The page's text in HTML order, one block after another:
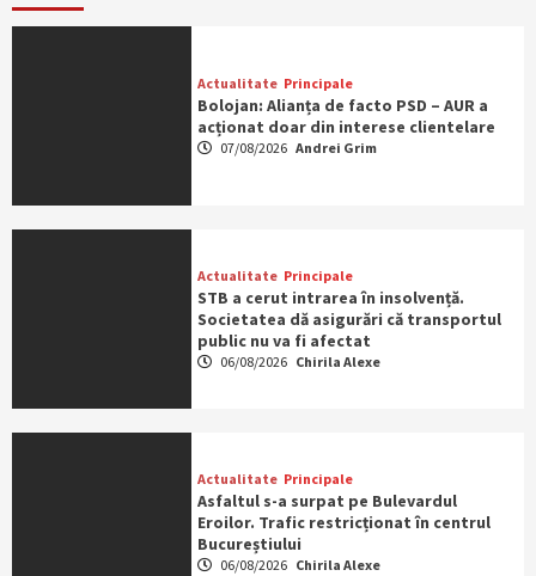
Actualitate Principale
Bolojan: Alianța de facto PSD – AUR a
acționat doar din interese clientelare
07/08/2026 Andrei Grim
Actualitate Principale
STB a cerut intrarea în insolvență.
Societatea dă asigurări că transportul
public nu va fi afectat
06/08/2026 Chirila Alexe
Actualitate Principale
Asfaltul s-a surpat pe Bulevardul
Eroilor. Trafic restricționat în centrul
Bucureștiului
06/08/2026 Chirila Alexe